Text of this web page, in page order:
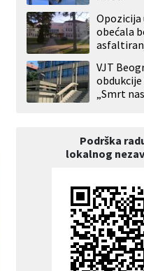
Opozicija
obećala
VJT
obdukcije
„Smrt
Podrška
lokalnog